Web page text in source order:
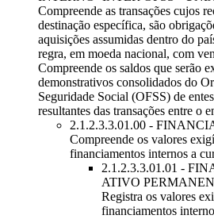
Compreende as transações cujos
destinação específica, são
aquisições assumidas dentro do
regra, em moeda nacional, com
Compreende os saldos que serão
demonstrativos consolidados do
Seguridade Social (OFSS) de
resultantes das transações entre o
2.1.2.3.3.01.00 -
Compreende os valores
financiamentos internos a
2.1.2.3.3.01.01 -
ATIVO
Registra os valores
financiamentos